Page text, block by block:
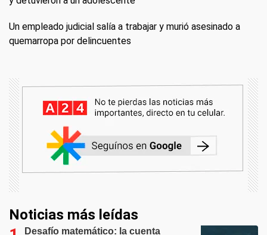
Un empleado judicial salía a trabajar y murió asesinado a
quemarropa por delincuentes
Noticias más leídas
Desafío matemático: la cuenta